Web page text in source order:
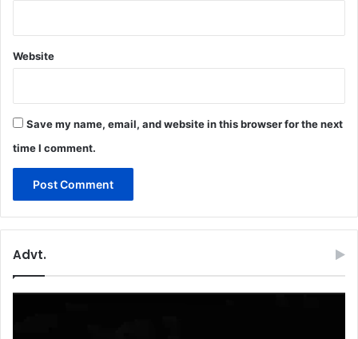
Website
Save my name, email, and website in this browser for the next
time I comment.
Advt.